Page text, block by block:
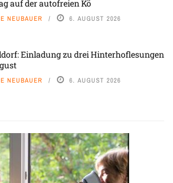
auf der autofreien Kö
NEUBAUER 6. AUGUST 2026
Einladung zu drei Hinterhoflesungen
NEUBAUER 6. AUGUST 2026